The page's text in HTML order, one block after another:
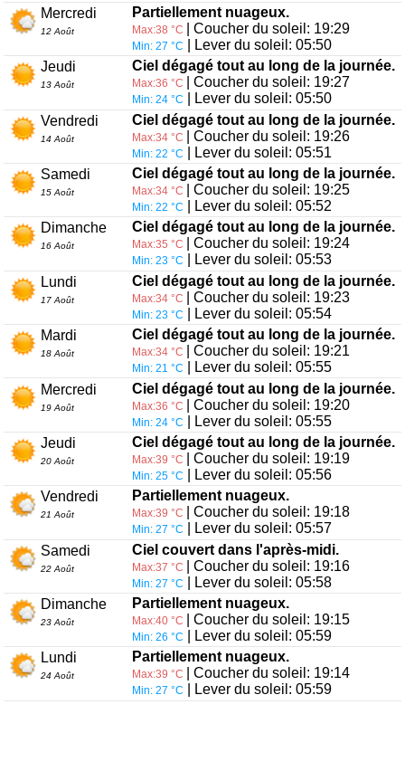
Mercredi
12 Août
Partiellement nuageux.
Max:38 °C | Coucher du soleil: 19:29
Min: 27 °C
| Lever du soleil: 05:50
Jeudi
13 Août
Ciel dégagé tout au long de la journée.
Max:36 °C | Coucher du soleil: 19:27
Min: 24 °C
| Lever du soleil: 05:50
Vendredi
14 Août
Ciel dégagé tout au long de la journée.
Max:34 °C | Coucher du soleil: 19:26
Min: 22 °C
| Lever du soleil: 05:51
Samedi
15 Août
Ciel dégagé tout au long de la journée.
Max:34 °C | Coucher du soleil: 19:25
Min: 22 °C
| Lever du soleil: 05:52
Dimanche
16 Août
Ciel dégagé tout au long de la journée.
Max:35 °C | Coucher du soleil: 19:24
Min: 23 °C
| Lever du soleil: 05:53
Lundi
17 Août
Ciel dégagé tout au long de la journée.
Max:34 °C | Coucher du soleil: 19:23
Min: 23 °C
| Lever du soleil: 05:54
Mardi
18 Août
Ciel dégagé tout au long de la journée.
Max:34 °C | Coucher du soleil: 19:21
Min: 21 °C
| Lever du soleil: 05:55
Mercredi
19 Août
Ciel dégagé tout au long de la journée.
Max:36 °C | Coucher du soleil: 19:20
Min: 24 °C
| Lever du soleil: 05:55
Jeudi
20 Août
Ciel dégagé tout au long de la journée.
Max:39 °C | Coucher du soleil: 19:19
Min: 25 °C
| Lever du soleil: 05:56
Vendredi
21 Août
Partiellement nuageux.
Max:39 °C | Coucher du soleil: 19:18
Min: 27 °C
| Lever du soleil: 05:57
Samedi
22 Août
Ciel couvert dans l'après-midi.
Max:37 °C | Coucher du soleil: 19:16
Min: 27 °C
| Lever du soleil: 05:58
Dimanche
23 Août
Partiellement nuageux.
Max:40 °C | Coucher du soleil: 19:15
Min: 26 °C
| Lever du soleil: 05:59
Lundi
24 Août
Partiellement nuageux.
Max:39 °C | Coucher du soleil: 19:14
Min: 27 °C | Lever du soleil: 05:59